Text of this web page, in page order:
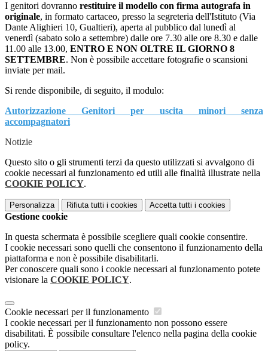
I genitori dovranno restituire il modello con firma autografa in
originale, in formato cartaceo, presso la segreteria dell'Istituto (Via
Dante Alighieri 10, Gualtieri), aperta al pubblico dal lunedì al
venerdì (sabato solo a settembre) dalle ore 7.30 alle ore 8.30 e dalle
11.00 alle 13.00, ENTRO E NON OLTRE IL GIORNO 8
SETTEMBRE. Non è possibile accettare fotografie o scansioni
inviate per mail.
Si rende disponibile, di seguito, il modulo:
Autorizzazione Genitori per uscita minori senza
accompagnatori
Notizie
Questo sito o gli strumenti terzi da questo utilizzati si avvalgono di
cookie necessari al funzionamento ed utili alle finalità illustrate nella
COOKIE POLICY.
Personalizza Rifiuta tutti i cookies Accetta tutti i cookies
Gestione cookie
In questa schermata è possibile scegliere quali cookie consentire.
I cookie necessari sono quelli che consentono il funzionamento della
piattaforma e non è possibile disabilitarli.
Per conoscere quali sono i cookie necessari al funzionamento potete
visionare la COOKIE POLICY.
Cookie necessari per il funzionamento
I cookie necessari per il funzionamento non possono essere
disabilitati. È possibile consultare l'elenco nella pagina della cookie
policy.